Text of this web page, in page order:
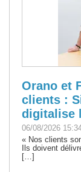
Orano et
clients :
digitalise
06/08/2026
« Nos clients
Ils doivent
[…]